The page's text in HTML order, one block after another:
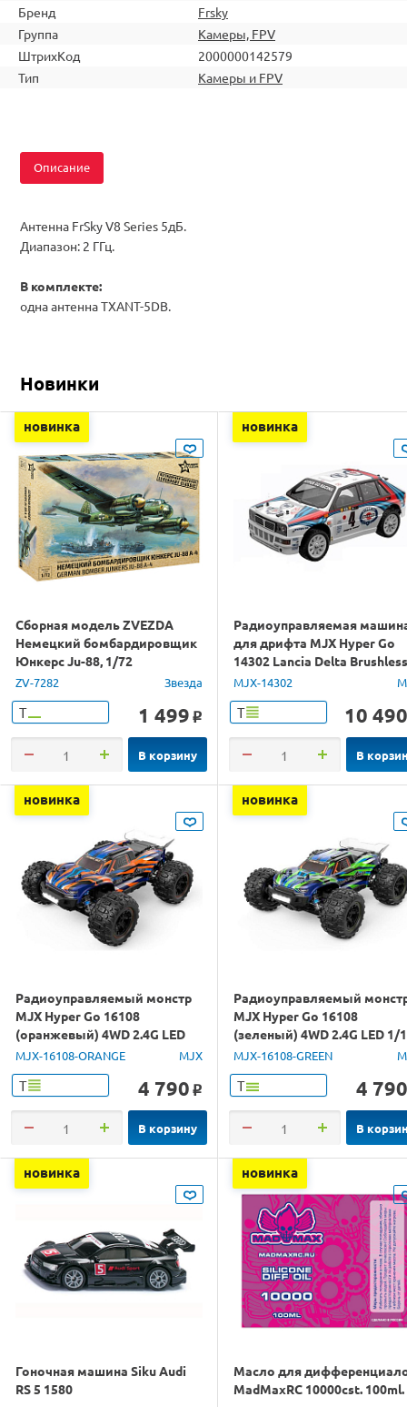
Бренд
Frsky
Группа
Камеры, FPV
ШтрихКод
2000000142579
Тип
Камеры и FPV
Описание
Антенна FrSky V8 Series 5дБ.
Диапазон: 2 ГГц.
В комплекте:
одна антенна TXANT-5DB.
Новинки
новинка
Сборная модель ZVEZDA
Немецкий бомбардировщик
Юнкерс Ju-88, 1/72
ZV-7282 Звезда
Т 1 499 o
В корзину
новинка
Радиоуправляемая
для дрифта MJX Hyper Go
14302 Lancia Delta Brushless
4WD 2.4G LED 1/14 RTR
MJX-14302
Т 10 490
В
новинка
Радиоуправляемый монстр
MJX Hyper Go 16108
(оранжевый) 4WD 2.4G LED
1/16 RTR
MJX-16108-ORANGE MJX
Т 4 790 o
В корзину
новинка
Радиоуправляемый
MJX Hyper Go 16108
(зеленый) 4WD 2.4G LED 1/
RTR
MJX-16108-GREEN
Т 4 790
В
новинка
Гоночная машина Siku Audi
RS 5 1580
новинка
Масло для
MadMaxRC 10000cst. 100ml.